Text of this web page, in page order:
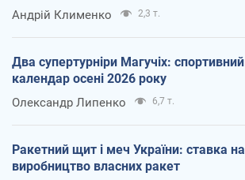
Андрій Клименко 2,3 т.
Два супертурніри Магучіх: спортивний
календар осені 2026 року
Олександр Липенко 6,7 т.
Ракетний щит і меч України: ставка на
виробництво власних ракет